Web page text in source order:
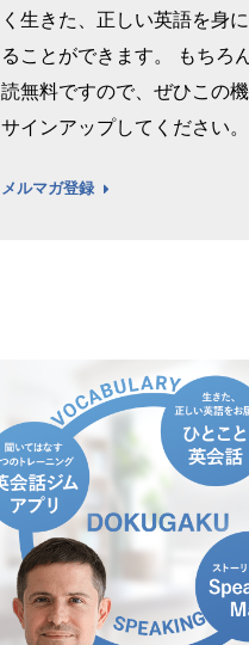
く生きた、正しい英語を身
ることができます。 もちろ
読無料ですので、ぜひこの
サインアップしてください。
メルマガ登録